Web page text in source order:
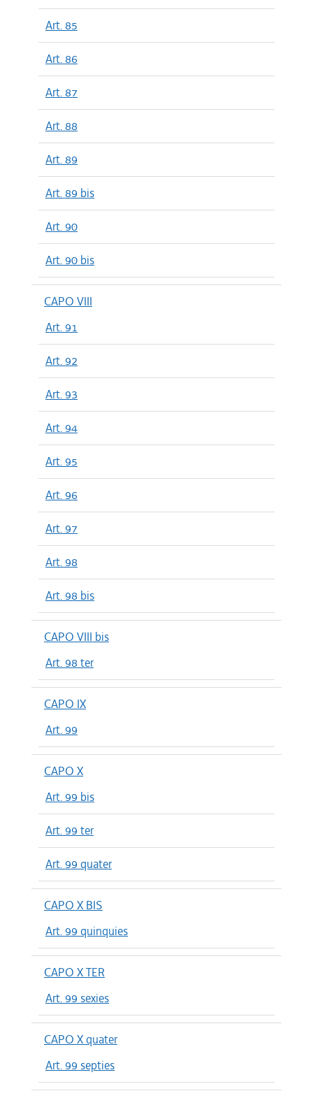
Art. 85
Art. 86
Art. 87
Art. 88
Art. 89
Art. 89 bis
Art. 90
Art. 90 bis
CAPO VIII
Art. 91
Art. 92
Art. 93
Art. 94
Art. 95
Art. 96
Art. 97
Art. 98
Art. 98 bis
CAPO VIII bis
Art. 98 ter
CAPO IX
Art. 99
CAPO X
Art. 99 bis
Art. 99 ter
Art. 99 quater
CAPO X BIS
Art. 99 quinquies
CAPO X TER
Art. 99 sexies
CAPO X quater
Art. 99 septies